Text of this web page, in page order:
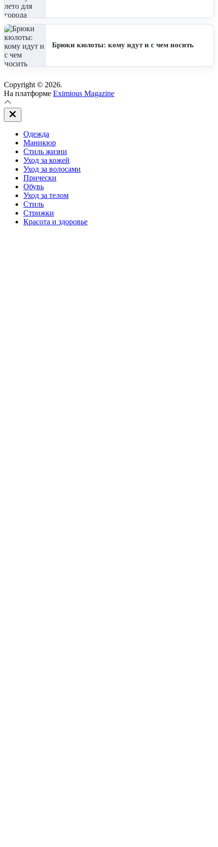
Брюки кюлоты: кому идут и с чем носить
Copyright © 2026.
На платформе Eximious Magazine
Закрыть
вне
Одежда
Маникюр
Стиль жизни
Уход за кожей
Уход за волосами
Прически
Обувь
Уход за телом
Стиль
Стрижки
Красота и здоровье